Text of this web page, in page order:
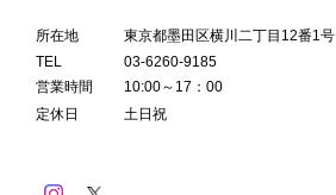
所在地
東京都墨田区横川二丁目12番1号
TEL
03-6260-9185
営業時間
10:00～17：00
定休日
土日祝